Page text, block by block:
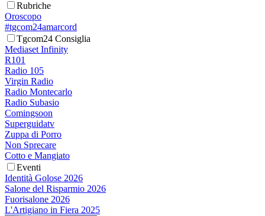
Rubriche
Oroscopo
#tgcom24amarcord
Tgcom24 Consiglia
Mediaset Infinity
R101
Radio 105
Virgin Radio
Radio Montecarlo
Radio Subasio
Comingsoon
Superguidatv
Zuppa di Porro
Non Sprecare
Cotto e Mangiato
Eventi
Identità Golose 2026
Salone del Risparmio 2026
Fuorisalone 2026
L'Artigiano in Fiera 2025